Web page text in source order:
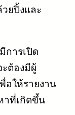
ยปิ้งและ
ารเปิด
ต้องมีผู้
อให้รายงาน
าที่เกิดขึ้น